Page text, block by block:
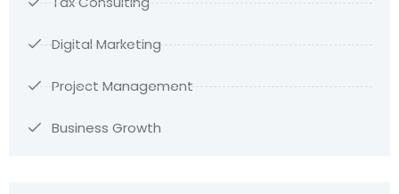
Digital Marketing
Project Management
Business Growth